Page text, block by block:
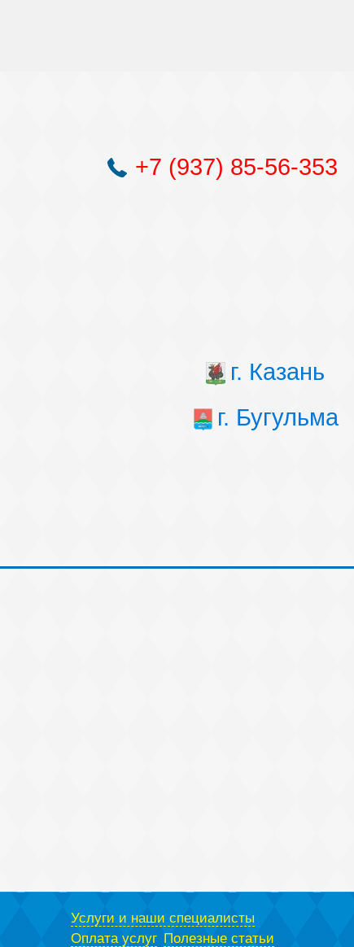
+7 (937) 85-56-353
г. Казань
г. Бугульма
Услуги и наши специалисты
Оплата услуг Полезные статьи